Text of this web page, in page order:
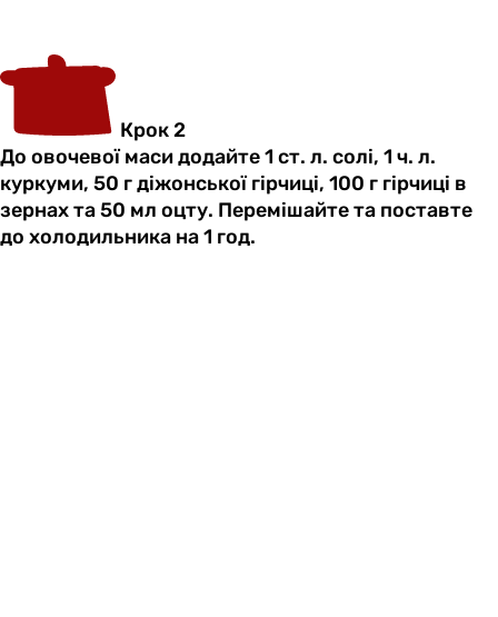
Крок 2
До овочевої маси додайте 1 ст. л. солі, 1 ч. л.
куркуми, 50 г діжонської гірчиці, 100 г гірчиці в
зернах та 50 мл оцту. Перемішайте та поставте
до холодильника на 1 год.